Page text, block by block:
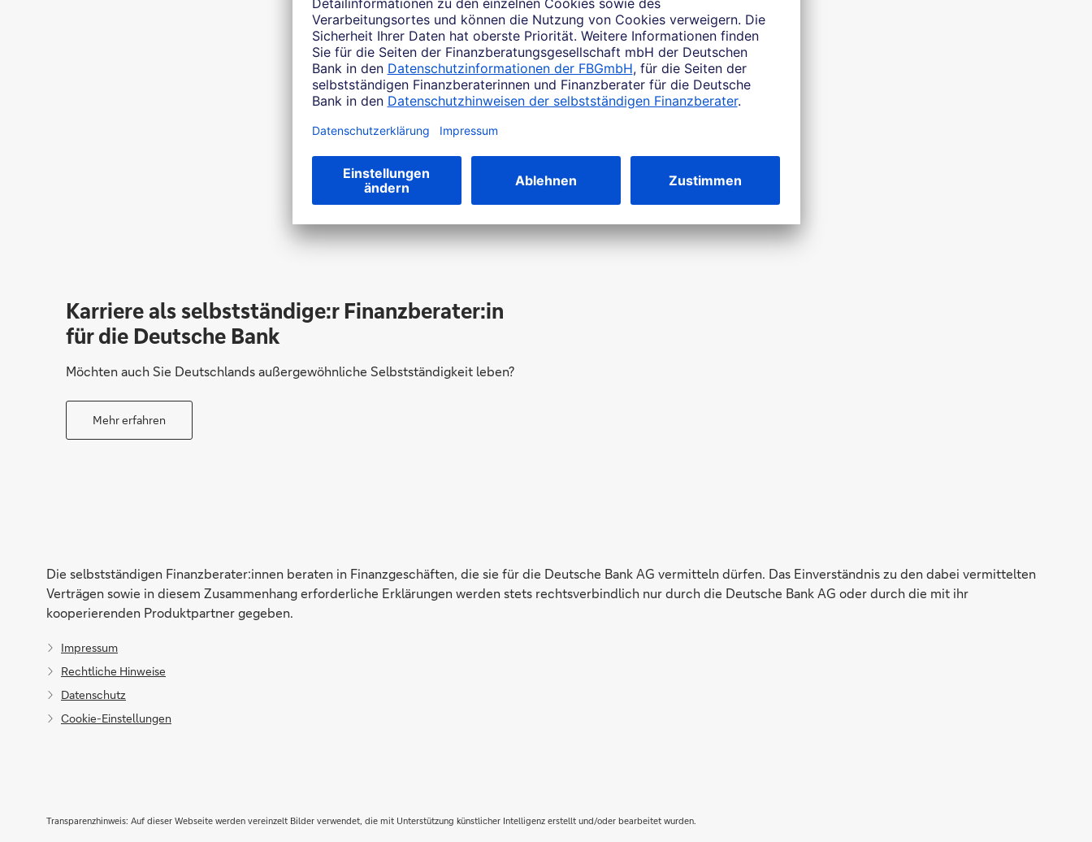
Unser Team
Werden Sie Teil des Teams
Karriere als selbstständige:r Finanzberater:in
für die Deutsche Bank
Möchten auch Sie Deutschlands außergewöhnliche Selbstständigkeit leben?
Mehr erfahren
Die selbstständigen Finanzberater:innen beraten in Finanzgeschäften, die sie für die Deutsche Bank AG vermitteln dürfen. Das Einverständnis zu den dabei vermittelten
Verträgen sowie in diesem Zusammenhang erforderliche Erklärungen werden stets rechtsverbindlich nur durch die Deutsche Bank AG oder durch die mit ihr
kooperierenden Produktpartner gegeben.
Impressum
Rechtliche Hinweise
Datenschutz
Cookie-Einstellungen
Transparenzhinweis: Auf dieser Webseite werden vereinzelt Bilder verwendet, die mit Unterstützung künstlicher Intelligenz erstellt und/oder bearbeitet wurden.